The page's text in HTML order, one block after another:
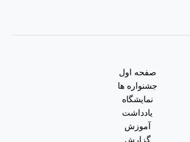
صفحه اول
جشنواره ها
نمایشگاه
یادداشت
آموزش